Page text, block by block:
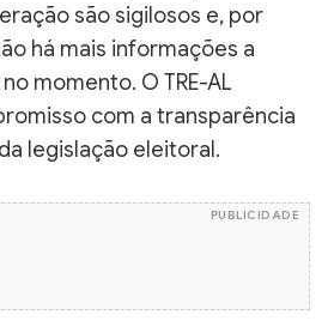
são sigilosos e, por
há mais informações a
momento. O TRE-AL
com a transparência
legislação eleitoral.
PUBLICIDADE